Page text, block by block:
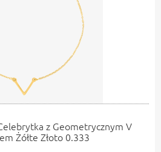
z Geometrycznym V
Żółte Złoto 0.333